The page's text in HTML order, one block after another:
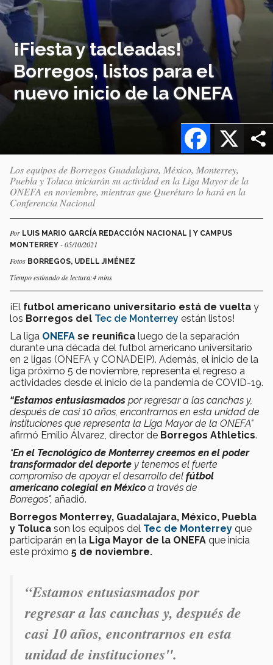
¡Fiesta y tacleadas!
Borregos, listos para el
nuevo inicio de la ONEFA
X
Facebook
Los equipos de Borregos Guadalajara, México, Monterrey,
Puebla y Toluca iniciarán su actividad en la Liga Mayor de la
ONEFA en noviembre, mientras que Querétaro lo hará en la
Conferencia Nacional
Por LUIS MARIO GARCÍA REDACCIÓN NACIONAL | Y CAMPUS
MONTERREY - 05/10/2021
Fotos BORREGOS, UDELL JIMÉNEZ
Tiempo estimado de lectura:4 mins
¡El futbol americano universitario está de vuelta y
los Borregos del Tec de Monterrey están listos!
La liga ONEFA se reunifica luego de la separación
durante una década del futbol americano universitario
en 2 ligas (ONEFA y CONADEIP). Además, el inicio de la
liga próximo 5 de noviembre, representa el regreso a
actividades desde el inicio de la pandemia de COVID-19.
“Estamos entusiasmados por regresar a las canchas y,
después de casi 10 años, encontrarnos en esta unidad de
instituciones que representa la Liga Mayor de la ONEFA"
afirmó Emilio Álvarez, director de Borregos Athletics.
“En el Tecnológico de Monterrey creemos en el poder
transformador del deporte y tenemos el fuerte
compromiso de apoyar el desarrollo del fútbol
americano colegial en México a través de
Borregos", añadió.
Borregos Monterrey, Guadalajara, México, Puebla
y Toluca son los equipos del Tec de Monterrey que
participarán en la Liga Mayor de la ONEFA que inicia
este próximo 5 de noviembre.
“Estamos entusiasmados por
regresar a las canchas y, después de
casi 10 años, encontrarnos en esta
unidad de instituciones".